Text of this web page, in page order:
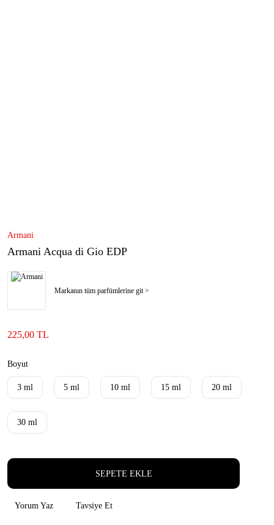
Armani
Armani Acqua di Gio EDP
Markanın tüm parfümlerine git >
225,00 TL
Boyut
3 ml 5 ml 10 ml 15 ml 20 ml
30 ml
SEPETE EKLE
Yorum Yaz Tavsiye Et